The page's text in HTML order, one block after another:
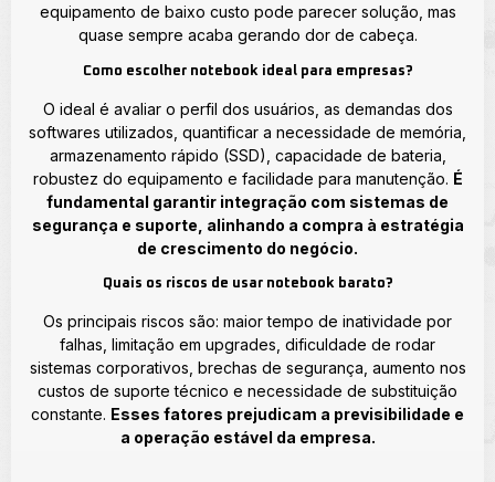
equipamento de baixo custo pode parecer solução, mas
quase sempre acaba gerando dor de cabeça.
Como escolher notebook ideal para empresas?
O ideal é avaliar o perfil dos usuários, as demandas dos
softwares utilizados, quantificar a necessidade de memória,
armazenamento rápido (SSD), capacidade de bateria,
robustez do equipamento e facilidade para manutenção. É
fundamental garantir integração com sistemas de
segurança e suporte, alinhando a compra à estratégia
de crescimento do negócio.
Quais os riscos de usar notebook barato?
Os principais riscos são: maior tempo de inatividade por
falhas, limitação em upgrades, dificuldade de rodar
sistemas corporativos, brechas de segurança, aumento nos
custos de suporte técnico e necessidade de substituição
constante. Esses fatores prejudicam a previsibilidade e
a operação estável da empresa.